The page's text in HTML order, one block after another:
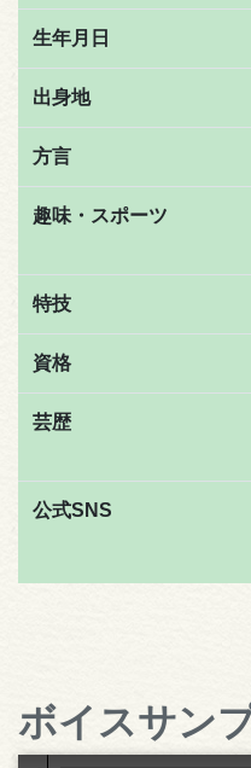
生年月日
出身地
方言
趣味・スポーツ
特技
資格
芸歴
公式SNS
ボイスサン